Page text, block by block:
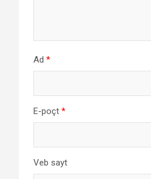
Ad *
E-poçt *
Veb sayt